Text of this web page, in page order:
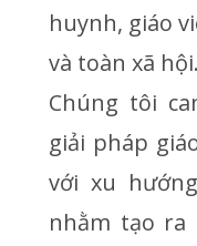
huynh, giáo
và toàn xã hội.
Chúng tôi
giải pháp
với xu
nhằm tạo